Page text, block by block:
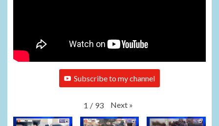
Subscribe to my channel
1 / 93 Next »